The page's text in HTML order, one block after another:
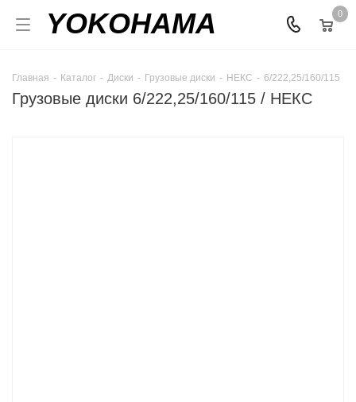
YOKOHAMA 0
Главная - Каталог - Диски - Грузовые диски - НЕКС - 6/222,25/160/115
Грузовые диски 6/222,25/160/115 / НЕКС